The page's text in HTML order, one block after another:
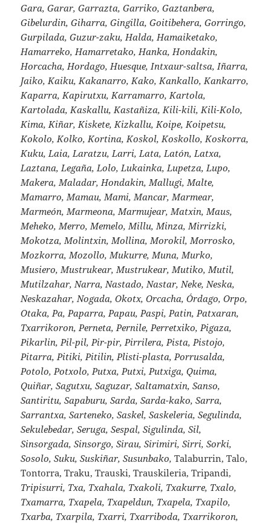
Gara, Garar, Garrazta, Garriko, Gaztanbera,
Gibelurdin, Giharra, Gingilla, Goitibehera, Gorringo,
Gurpilada, Guzur-zaku, Halda, Hamaiketako,
Hamarreko, Hamarretako, Hanka, Hondakin,
Horcacha, Hordago, Huesque, Intxaur-saltsa, Iñarra,
Jaiko, Kaiku, Kakanarro, Kako, Kankallo, Kankarro,
Kaparra, Kapirutxu, Karramarro, Kartola,
Kartolada, Kaskallu, Kastañiza, Kili-kili, Kili-Kolo,
Kima, Kiñar, Kiskete, Kizkallu, Koipe, Koipetsu,
Kokolo, Kolko, Kortina, Koskol, Koskollo, Koskorra,
Kuku, Laia, Laratzu, Larri, Lata, Latón, Latxa,
Laztana, Legaña, Lolo, Lukainka, Lupetza, Lupo,
Makera, Maladar, Hondakin, Mallugi, Malte,
Mamarro, Mamau, Mami, Mancar, Marmear,
Marmeón, Marmeona, Marmujear, Matxin, Maus,
Meheko, Merro, Memelo, Millu, Minza, Mirrizki,
Mokotza, Molintxin, Mollina, Morokil, Morrosko,
Mozkorra, Mozollo, Mukurre, Muna, Murko,
Musiero, Mustrukear, Mustrukear, Mutiko, Mutil,
Mutilzahar, Narra, Nastado, Nastar, Neke, Neska,
Neskazahar, Nogada, Okotx, Orcacha, Órdago, Orpo,
Otaka, Pa, Paparra, Papau, Paspi, Patin, Patxaran,
Txarrikoron, Perneta, Pernile, Perretxiko, Pigaza,
Pikarlin, Pil-pil, Pir-pir, Pirrilera, Pista, Pistojo,
Pitarra, Pitiki, Pitilin, Plisti-plasta, Porrusalda,
Potolo, Potxolo, Putxa, Putxi, Putxiga, Quima,
Quiñar, Sagutxu, Saguzar, Saltamatxin, Sanso,
Santiritu, Sapaburu, Sarda, Sarda-kako, Sarra,
Sarrantxa, Sarteneko, Saskel, Saskeleria, Segulinda,
Sekulebedar, Seruga, Sespal, Sigulinda, Sil,
Sinsorgada, Sinsorgo, Sirau, Sirimiri, Sirri, Sorki,
Sosolo, Suku, Suskiñar, Susunbako, Talaburrin, Talo,
Tontorra, Traku, Trauski, Trauskileria, Tripandi,
Tripisurri, Txa, Txahala, Txakoli, Txakurre, Txalo,
Txamarra, Txapela, Txapeldun, Txapela, Txapilo,
Txarba, Txarpila, Txarri, Txarriboda, Txarrikoron,